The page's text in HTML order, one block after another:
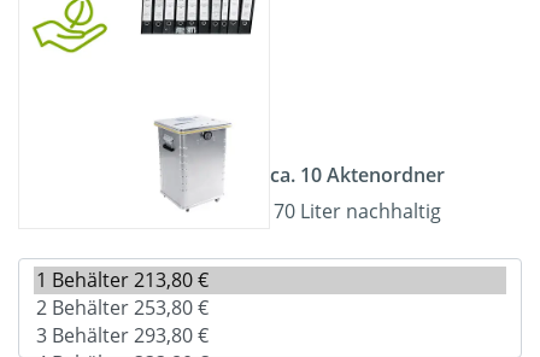
ca. 10 Aktenordner
70 Liter nachhaltig